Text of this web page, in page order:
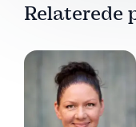
Relaterede